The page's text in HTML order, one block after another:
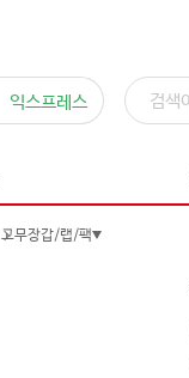
익스프레스
고무장갑/랩/팩